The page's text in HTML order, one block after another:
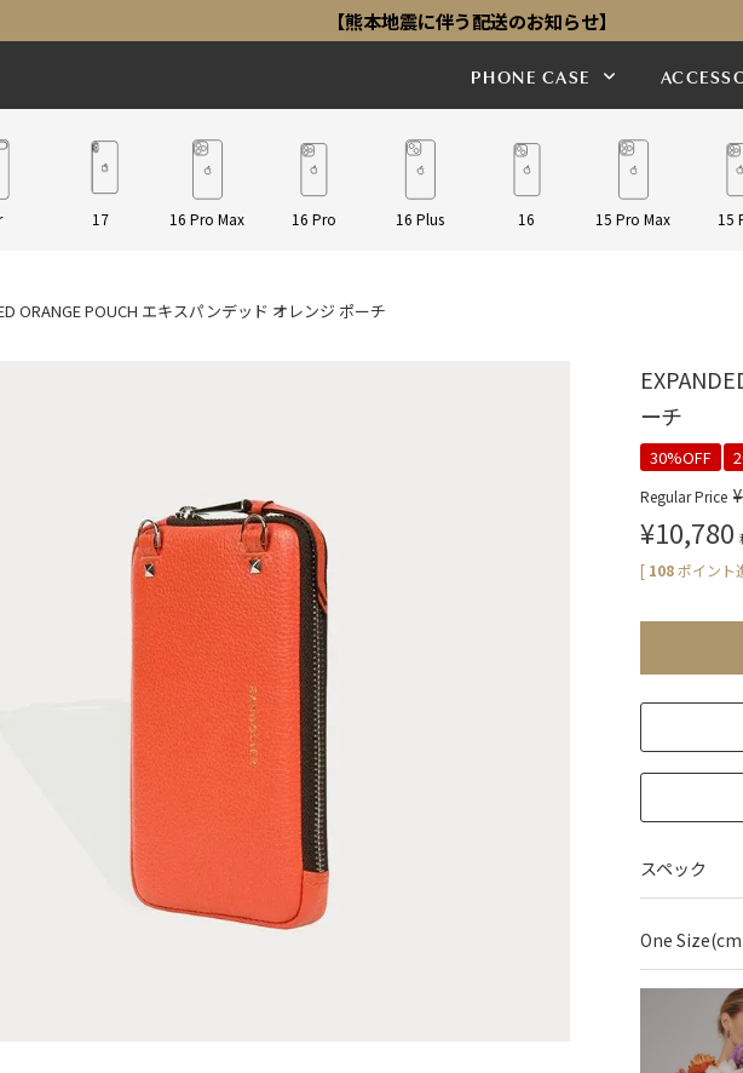
【熊本地震に伴う配送のお知らせ】
PHONE CASE
17 16 Pro Max 16 Pro 16 Plus 16 15 Pro Max 15
ORANGE POUCH エキスパンデッド オレンジ ポーチ
ーチ
30%OFF
Regular Price ¥
¥10,780
[ 108ポイント
スペック
One